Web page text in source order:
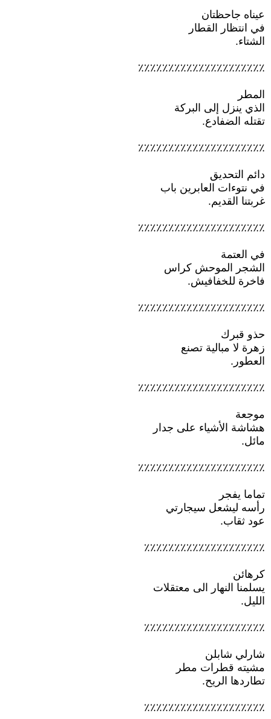
عيناه جاحظتان
في انتظار القطار
الشتاء.
٪٪٪٪٪٪٪٪٪٪٪٪٪٪٪٪٪٪٪٪٪
المطر
الذي ينزل إلى البركة
تقتله الضفادع.
٪٪٪٪٪٪٪٪٪٪٪٪٪٪٪٪٪٪٪٪٪
دائم التحديق
في نتوءات العابرين باب
غربتنا القديم.
٪٪٪٪٪٪٪٪٪٪٪٪٪٪٪٪٪٪٪٪٪
في العتمة
الشجر الموحش كراس
فاخرة للخفافيش.
٪٪٪٪٪٪٪٪٪٪٪٪٪٪٪٪٪٪٪٪٪
حذو قبرك
زهرة لا مبالية تصنع
العطور.
٪٪٪٪٪٪٪٪٪٪٪٪٪٪٪٪٪٪٪٪٪
موجعة
هشاشة الأشياء على جدار
مائل.
٪٪٪٪٪٪٪٪٪٪٪٪٪٪٪٪٪٪٪٪٪
تماما يفجر
رأسه ليشعل سيجارتي
عود ثقاب.
٪٪٪٪٪٪٪٪٪٪٪٪٪٪٪٪٪٪٪٪
كرهائن
يسلمنا النهار الى معتقلات
الليل.
٪٪٪٪٪٪٪٪٪٪٪٪٪٪٪٪٪٪٪٪
شارلي شابلن
مشيته قطرات مطر
تطاردها الريح.
٪٪٪٪٪٪٪٪٪٪٪٪٪٪٪٪٪٪٪٪